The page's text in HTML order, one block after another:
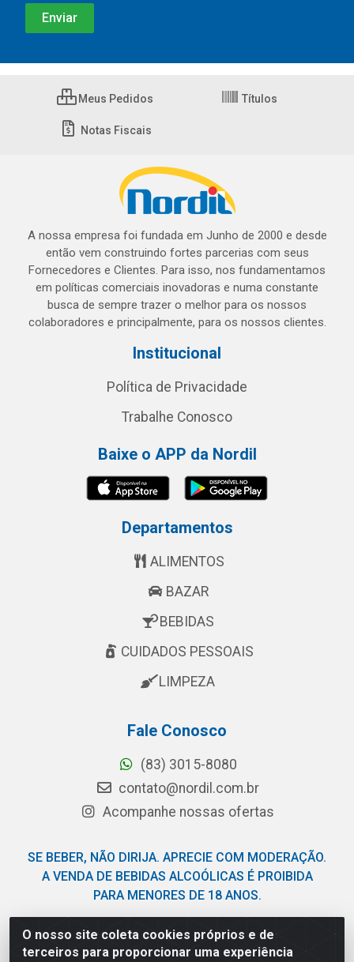
O nosso site coleta cookies próprios e de
terceiros para proporcionar uma experiência
Meus Pedidos Títulos
Notas Fiscais
A nossa empresa foi fundada em Junho de 2000 e desde
então vem construindo fortes parcerias com seus
Fornecedores e Clientes. Para isso, nos fundamentamos
em políticas comerciais inovadoras e numa constante
busca de sempre trazer o melhor para os nossos
colaboradores e principalmente, para os nossos clientes.
Institucional
Política de Privacidade
Trabalhe Conosco
Baixe o APP da Nordil
Departamentos
ALIMENTOS
BAZAR
BEBIDAS
CUIDADOS PESSOAIS
LIMPEZA
Fale Conosco
(83) 3015-8080
contato@nordil.com.br
Acompanhe nossas ofertas
SE BEBER, NÃO DIRIJA. APRECIE COM MODERAÇÃO.
A VENDA DE BEBIDAS ALCOÓLICAS É PROIBIDA
PARA MENORES DE 18 ANOS.
Nordil Distribuidora - Avenida Liberdade, 2738, Bloco F -